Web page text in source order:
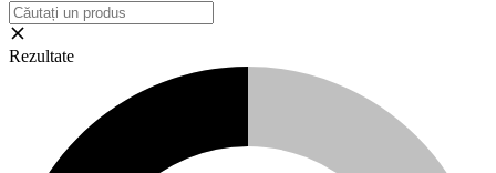
Rezultate